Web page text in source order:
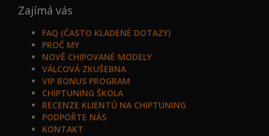
Zajímá vás
FAQ (ČASTO KLADENÉ DOTAZY)
PROČ MY
NOVĚ CHIPOVANÉ MODELY
VÁLCOVÁ ZKUŠEBNA
VIP BONUS PROGRAM
CHIPTUNING ŠKOLA
RECENZE KLIENTŮ NA CHIPTUNING
PODPOŘTE NÁS
KONTAKT